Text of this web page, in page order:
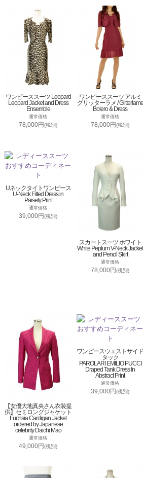
ワンピーススーツ Leopard
Leopard Jacket and Dress
Ensemble
通常価格
78,000円(税別)
ワンピーススーツ アルミ
グリッターラメ / Glitterlame
Bolero & Dress
通常価格
78,000円(税別)
Uネックタイトワンピース
U-Neck Fitted Dress in
Paisely Print
通常価格
39,000円(税別)
スカートスーツ ホワイト
White Peplum V-Neck Jacket
and Pencil Skirt
通常価格
78,000円(税別)
【女優大地真央さん衣装提
供】セミロングジャケット
Fuchsia Cardigan Jacket
ordered by Japanese
celebrity Daichi Mao
通常価格
49,000円(税別)
ワンピースウエストサイド
タック
PAROLARI EMILIO PUCCI
Draped Tank Dress In
Abstract Print
通常価格
39,000円(税別)